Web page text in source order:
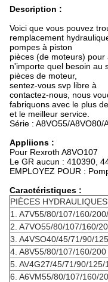
Description :
Voici que vous pouvez
remplacement
pompes à piston
pièces (de moteurs)
n'importe quel besoin au
pièces de moteur,
sentez-vous svp libre à
contactez-nous, nous
fabriquons avec le plus
et le meilleur service.
Série : A8VO55/A8VO80/
Appliions :
Pour Rexroth A8VO107
Le GR aucun : 410390,
EMPLOYEZ POUR :
Caractéristiques :
PIÈCES
1. A7V55/80/107/160/
2. A7VO55/80/107/160/
3. A4VSO40/45/71/90/
4. A8V55/80/107/160/200
5. AV4G27/45/71/90/125/
6. A6VM55/80/107/160/